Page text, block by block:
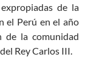
de la
el Perú en el año
de la comunidad
Rey Carlos III.